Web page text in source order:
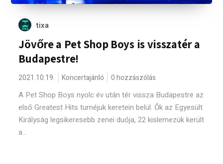
tixa
Jövőre a Pet Shop Boys is visszatér a
Budapestre!
2021.10.19. Koncertajánló 0 hozzászólás
A Pet Shop Boys nyolc év után tér vissza Budapestre az
első Greatest Hits turnéjuk keretein belül. Ők az Egyesült
Királyság legsikeresebb zenei duója, 22 kislemezük került
a...